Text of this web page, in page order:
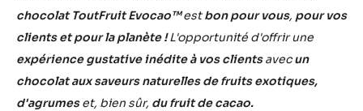
chocolat ToutFruit Evocao™estbon pour vous, pour vos
clients et pour la planète !L'opportunité d'offrir une
expérience gustative inédite à vos clientsavecun
chocolat aux saveurs naturelles de fruits exotiques,
d'agrumeset, bien sûr, du fruit de cacao.